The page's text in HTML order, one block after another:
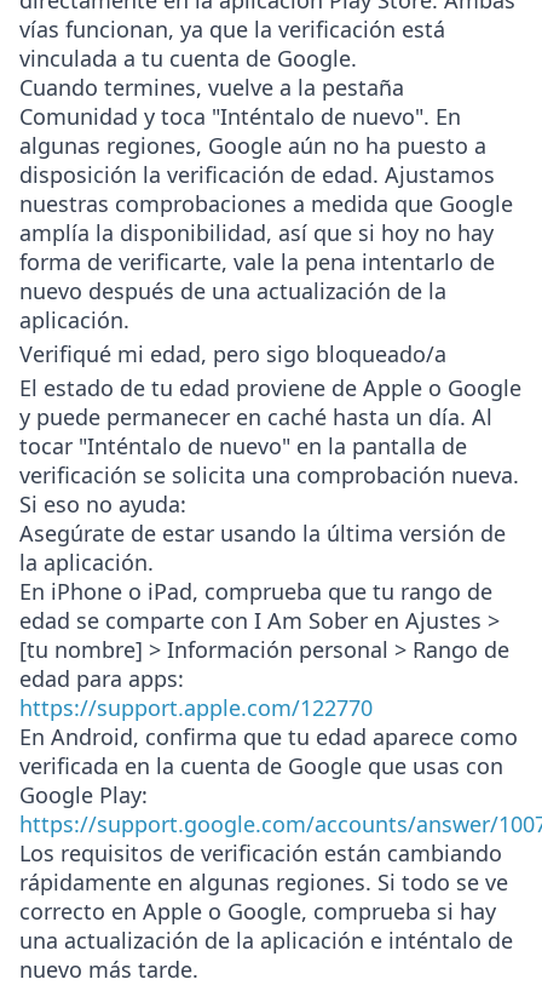
vías funcionan, ya que la verificación está
vinculada a tu cuenta de Google.
Cuando termines, vuelve a la pestaña
Comunidad y toca "Inténtalo de nuevo". En
algunas regiones, Google aún no ha puesto a
disposición la verificación de edad. Ajustamos
nuestras comprobaciones a medida que Google
amplía la disponibilidad, así que si hoy no hay
forma de verificarte, vale la pena intentarlo de
nuevo después de una actualización de la
aplicación.
Verifiqué mi edad, pero sigo bloqueado/a
El estado de tu edad proviene de Apple o Google
y puede permanecer en caché hasta un día. Al
tocar "Inténtalo de nuevo" en la pantalla de
verificación se solicita una comprobación nueva.
Si eso no ayuda:
Asegúrate de estar usando la última versión de
la aplicación.
En iPhone o iPad, comprueba que tu rango de
edad se comparte con I Am Sober en Ajustes >
[tu nombre] > Información personal > Rango de
edad para apps:
https://support.apple.com/122770
En Android, confirma que tu edad aparece como
verificada en la cuenta de Google que usas con
Google Play:
https://support.google.com/accounts/answer/
Los requisitos de verificación están cambiando
rápidamente en algunas regiones. Si todo se ve
correcto en Apple o Google, comprueba si hay
una actualización de la aplicación e inténtalo de
nuevo más tarde.